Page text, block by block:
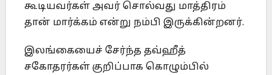
கூடியவர்கள் அவர் சொல்வது மாத்திரம்
தான் மார்க்கம் என்று நம்பி இருக்கின்றனர்.
இலங்கையைச் சேர்ந்த தவ்ஹீத்
சகோதரர்கள் குறிப்பாக கொழும்பில்